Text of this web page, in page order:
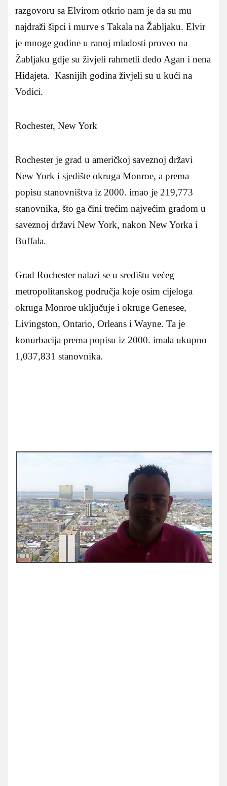
razgovoru sa Elvirom otkrio nam je da su mu
najdraži šipci i murve s Takala na Žabljaku. Elvir
je mnoge godine u ranoj mladosti proveo na
Žabljaku gdje su živjeli rahmetli dedo Agan i nena
Hidajeta. Kasnijih godina živjeli su u kući na
Vodici.
Rochester, New York
Rochester je grad u američkoj saveznoj državi
New York i sjedište okruga Monroe, a prema
popisu stanovništva iz 2000. imao je 219,773
stanovnika, što ga čini trećim najvećim gradom u
saveznoj državi New York, nakon New Yorka i
Buffala.
Grad Rochester nalazi se u središtu većeg
metropolitanskog područja koje osim cijeloga
okruga Monroe uključuje i okruge Genesee,
Livingston, Ontario, Orleans i Wayne. Ta je
konurbacija prema popisu iz 2000. imala ukupno
1,037,831 stanovnika.